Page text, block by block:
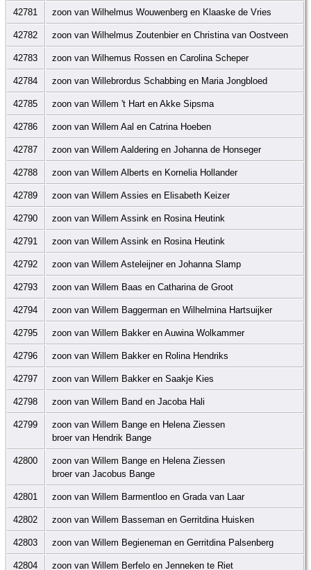
42781 zoon van Wilhelmus Wouwenberg en Klaaske de Vries
42782 zoon van Wilhelmus Zoutenbier en Christina van Oostveen
42783 zoon van Wilhemus Rossen en Carolina Scheper
42784 zoon van Willebrordus Schabbing en Maria Jongbloed
42785 zoon van Willem 't Hart en Akke Sipsma
42786 zoon van Willem Aal en Catrina Hoeben
42787 zoon van Willem Aaldering en Johanna de Honseger
42788 zoon van Willem Alberts en Kornelia Hollander
42789 zoon van Willem Assies en Elisabeth Keizer
42790 zoon van Willem Assink en Rosina Heutink
42791 zoon van Willem Assink en Rosina Heutink
42792 zoon van Willem Asteleijner en Johanna Slamp
42793 zoon van Willem Baas en Catharina de Groot
42794 zoon van Willem Baggerman en Wilhelmina Hartsuijker
42795 zoon van Willem Bakker en Auwina Wolkammer
42796 zoon van Willem Bakker en Rolina Hendriks
42797 zoon van Willem Bakker en Saakje Kies
42798 zoon van Willem Band en Jacoba Hali
42799
zoon van Willem Bange en Helena Ziessen
broer van Hendrik Bange
42800
zoon van Willem Bange en Helena Ziessen
broer van Jacobus Bange
42801 zoon van Willem Barmentloo en Grada van Laar
42802 zoon van Willem Basseman en Gerritdina Huisken
42803 zoon van Willem Begieneman en Gerritdina Palsenberg
42804 zoon van Willem Berfelo en Jenneken te Riet